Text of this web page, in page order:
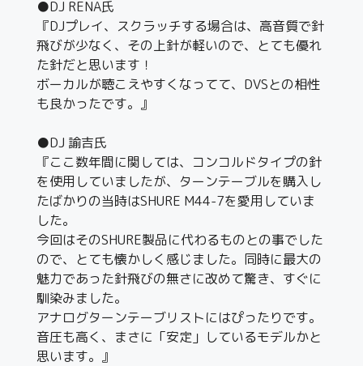
●DJ RENA氏
『DJプレイ、スクラッチする場合は、高音質で針
飛びが少なく、その上針が軽いので、とても優れ
た針だと思います！
ボーカルが聴こえやすくなってて、DVSとの相性
も良かったです。』
●DJ 諭吉氏
『ここ数年間に関しては、コンコルドタイプの針
を使用していましたが、ターンテーブルを購入し
たばかりの当時はSHURE M44-7を愛用していま
した。
今回はそのSHURE製品に代わるものとの事でした
ので、とても懐かしく感じました。同時に最大の
魅力であった針飛びの無さに改めて驚き、すぐに
馴染みました。
アナログターンテーブリストにはぴったりです。
音圧も高く、まさに「安定」しているモデルかと
思います。』